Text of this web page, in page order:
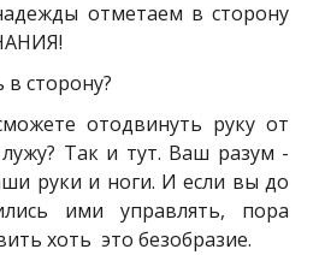
отметаем в сторону
сторону?
отодвинуть руку от
Так и тут. Ваш разум -
руки и ноги. И если вы до
ими управлять, пора
хоть это безобразие.